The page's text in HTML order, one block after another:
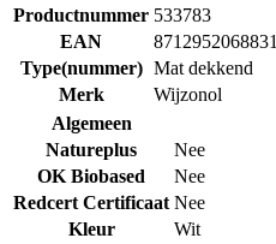
Productnummer 533783
EAN
8712952068831
Type(nummer) Mat dekkend
Merk
Wijzonol
Algemeen
Natureplus
Nee
OK Biobased
Nee
Redcert Certificaat Nee
Kleur
Wit